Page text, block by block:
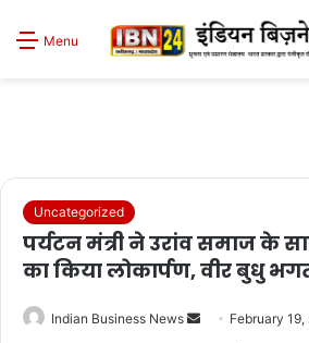
Menu
Uncategorized
पर्यटन मंत्री ने उरांव समाज के
का किया लोकार्पण, वीर बुधु
Indian Business News
Send February